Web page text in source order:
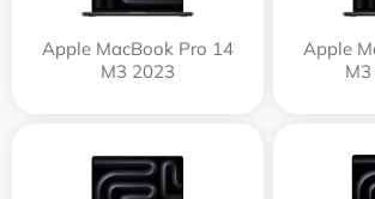
Apple MacBook Pro 14
M3 2023
Apple